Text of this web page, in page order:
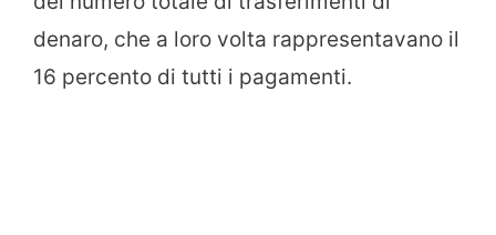
denaro, che a loro volta rappresentavano il
16 percento di tutti i pagamenti.